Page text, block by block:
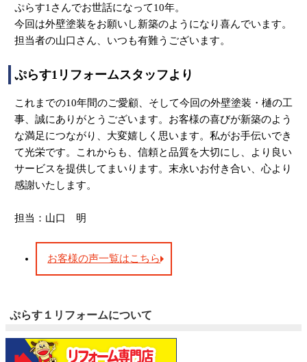
ぷらす1さんでお世話になって10年。
今回は外壁塗装をお願いし新築のようになり喜んでいます。
担当者の山口さん、いつも有難うございます。
ぷらす1リフォームスタッフより
これまでの10年間のご愛顧、そして今回の外壁塗装・樋の工
事、誠にありがとうございます。お客様の喜びが新築のよう
な満足につながり、大変嬉しく思います。私がお手伝いでき
て光栄です。これからも、信頼と品質を大切にし、より良い
サービスを提供してまいります。末永いお付き合い、心より
感謝いたします。
担当：山口 明
お客様の声一覧はこちら
ぷらす１リフォームについて